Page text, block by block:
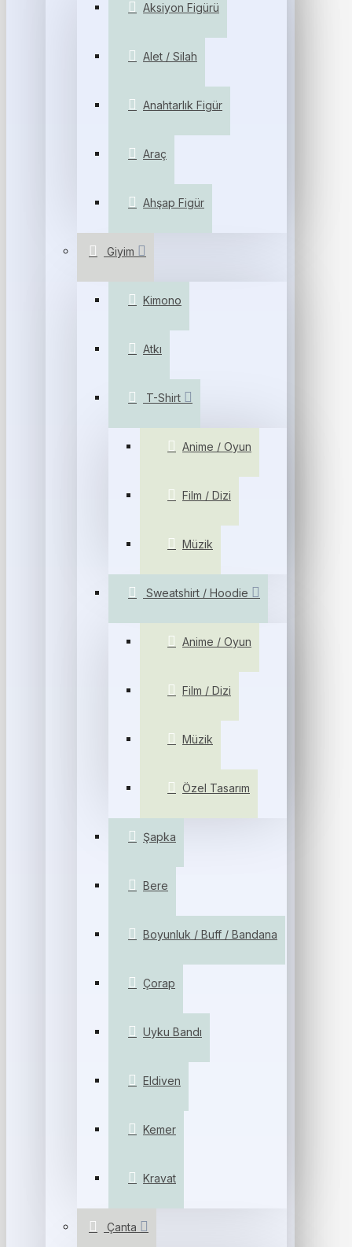
Aksiyon Figürü
Alet / Silah
Anahtarlık Figür
Araç
Ahşap Figür
Giyim
Kimono
Atkı
T-Shirt
Anime / Oyun
Film / Dizi
Müzik
Sweatshirt / Hoodie
Anime / Oyun
Film / Dizi
Müzik
Özel Tasarım
Şapka
Bere
Boyunluk / Buff / Bandana
Çorap
Uyku Bandı
Eldiven
Kemer
Kravat
Çanta